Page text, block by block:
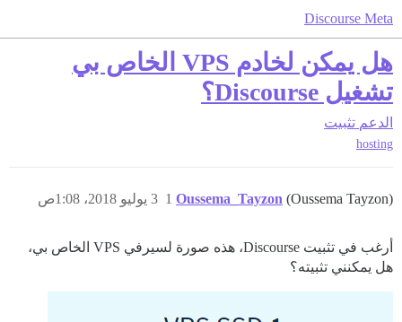
Discourse Meta
هل يمكن لخادم VPS الخاص بي
تشغيل Discourse؟
الدعم تثبيت
hosting
Oussema_Tayzon (Oussema Tayzon) 3 يوليو 2018، 1:08ص 1
أرغب في تثبيت Discourse، هذه صورة لسيرفي VPS الخاص بي،
هل يمكنني تثبيته؟